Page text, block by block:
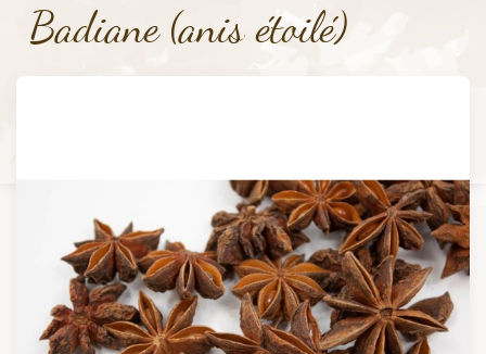
Badiane (anis étoilé)